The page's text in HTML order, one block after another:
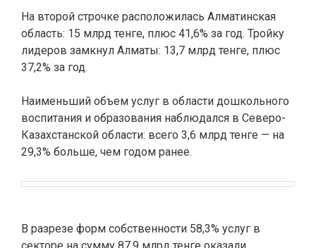
На второй строчке расположилась Алматинская
область: 15 млрд тенге, плюс 41,6% за год. Тройку
лидеров замкнул Алматы: 13,7 млрд тенге, плюс
37,2% за год.
Наименьший объем услуг в области дошкольного
воспитания и образования наблюдался в Северо-
Казахстанской области: всего 3,6 млрд тенге — на
29,3% больше, чем годом ранее.
В разрезе форм собственности 58,3% услуг в